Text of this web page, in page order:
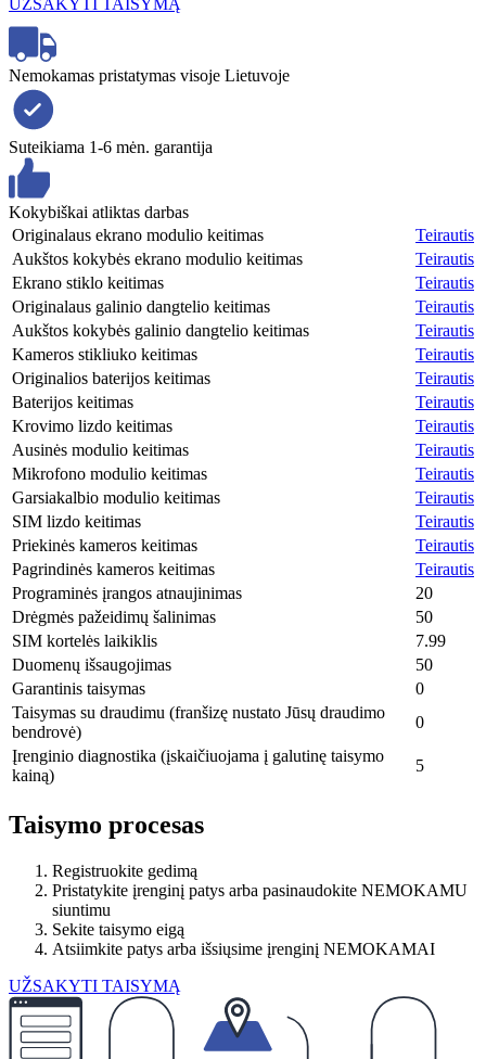
Nemokamas pristatymas visoje Lietuvoje
Suteikiama 1-6 mėn. garantija
Kokybiškai atliktas darbas
Originalaus ekrano modulio keitimas
Teirautis
Aukštos kokybės ekrano modulio keitimas
Teirautis
Ekrano stiklo keitimas
Teirautis
Originalaus galinio dangtelio keitimas
Teirautis
Aukštos kokybės galinio dangtelio keitimas
Teirautis
Kameros stikliuko keitimas
Teirautis
Originalios baterijos keitimas
Teirautis
Baterijos keitimas
Teirautis
Krovimo lizdo keitimas
Teirautis
Ausinės modulio keitimas
Teirautis
Mikrofono modulio keitimas
Teirautis
Garsiakalbio modulio keitimas
Teirautis
SIM lizdo keitimas
Teirautis
Priekinės kameros keitimas
Teirautis
Pagrindinės kameros keitimas
Teirautis
Programinės įrangos atnaujinimas
20
Drėgmės pažeidimų šalinimas
50
SIM kortelės laikiklis
7.99
Duomenų išsaugojimas
50
Garantinis taisymas
0
Taisymas su draudimu (franšizę nustato Jūsų draudimo
bendrovė)
0
Įrenginio diagnostika (įskaičiuojama į galutinę taisymo
kainą)
5
Taisymo procesas
Registruokite gedimą
Pristatykite įrenginį patys arba pasinaudokite NEMOKAMU
siuntimu
Sekite taisymo eigą
Atsiimkite patys arba išsiųsime įrenginį NEMOKAMAI
UŽSAKYTI TAISYMĄ